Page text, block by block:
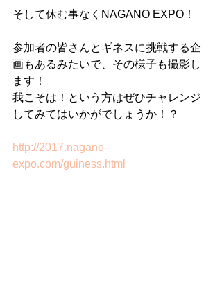
そして休む事なくNAGANO EXPO！
参加者の皆さんとギネスに挑戦する企
画もあるみたいで、その様子も撮影し
ます！
我こそは！という方はぜひチャレンジ
してみてはいかがでしょうか！？
http://2017.nagano-
expo.com/guiness.html